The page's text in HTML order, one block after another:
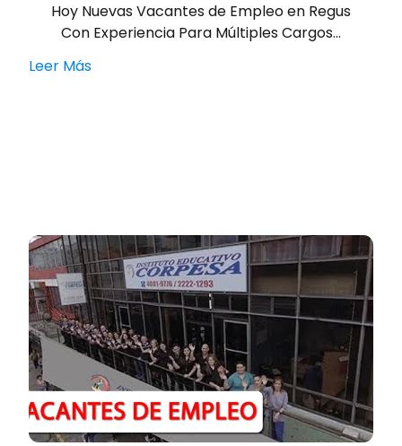
Hoy Nuevas Vacantes de Empleo en Regus
Con Experiencia Para Múltiples Cargos…
Leer Más